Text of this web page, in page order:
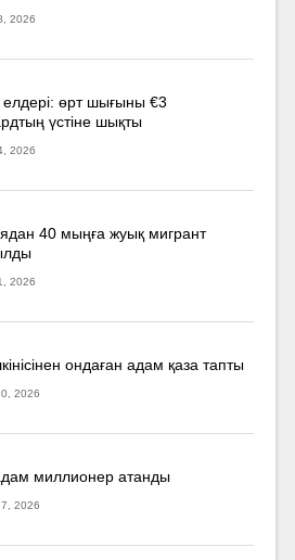
2026
өрт шығыны €3
үстіне шықты
2026
40 мыңға жуық мигрант
2026
ондаған адам қаза тапты
2026
миллионер атанды
2026